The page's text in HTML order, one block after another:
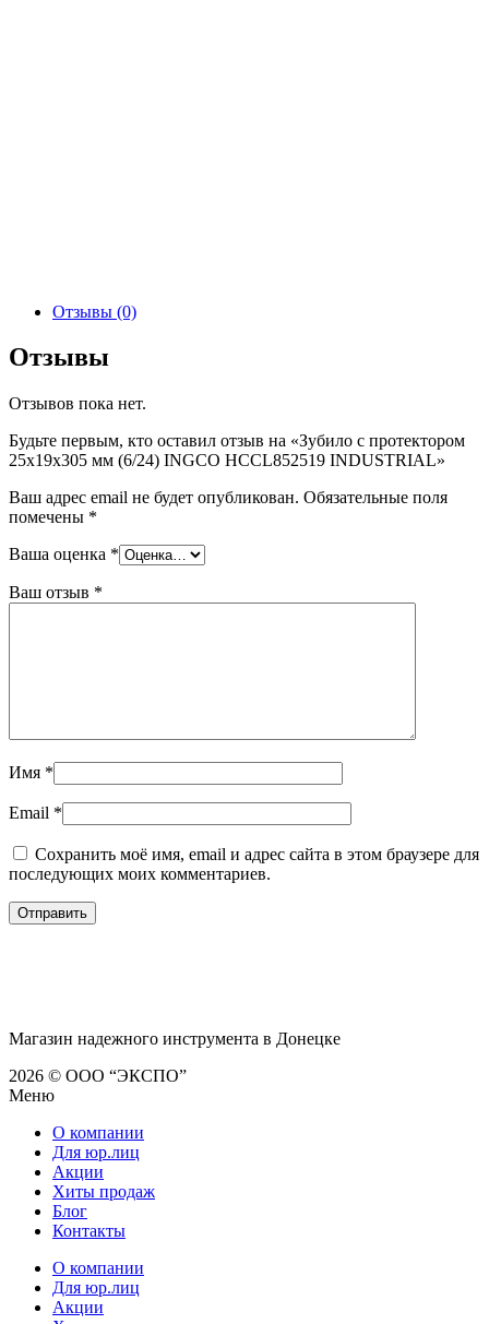
Отзывы (0)
Отзывы
Отзывов пока нет.
Будьте первым, кто оставил отзыв на «Зубило с протектором
25x19x305 мм (6/24) INGCO HCCL852519 INDUSTRIAL»
Ваш адрес email не будет опубликован. Обязательные поля
помечены *
Ваша оценка *
Ваш отзыв *
Имя *
Email *
Сохранить моё имя, email и адрес сайта в этом браузере для
последующих моих комментариев.
Магазин надежного инструмента в Донецке
2026 © ООО “ЭКСПО”
Меню
О компании
Для юр.лиц
Акции
Хиты продаж
Блог
Контакты
О компании
Для юр.лиц
Акции